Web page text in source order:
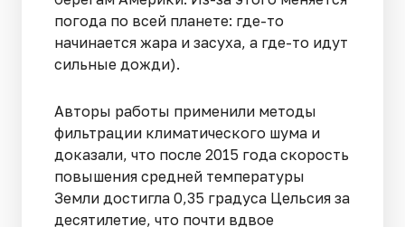
погода по всей планете: где-то
начинается жара и засуха, а где-то идут
сильные дожди).
Авторы работы применили методы
фильтрации климатического шума и
доказали, что после 2015 года скорость
повышения средней температуры
Земли достигла 0,35 градуса Цельсия за
десятилетие, что почти вдвое